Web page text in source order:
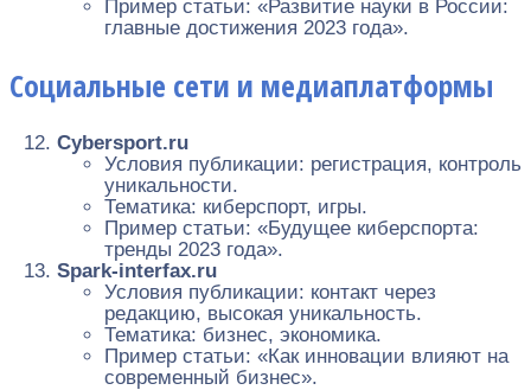
Пример статьи: «Развитие науки в России:
главные достижения 2023 года».
Социальные сети и медиаплатформы
Cybersport.ru
Условия публикации: регистрация, контроль
уникальности.
Тематика: киберспорт, игры.
Пример статьи: «Будущее киберспорта:
тренды 2023 года».
Spark-interfax.ru
Условия публикации: контакт через
редакцию, высокая уникальность.
Тематика: бизнес, экономика.
Пример статьи: «Как инновации влияют на
современный бизнес».